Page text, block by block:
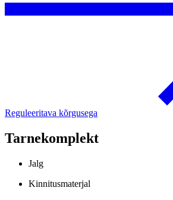
Reguleeritava kõrgusega
Tarnekomplekt
Jalg
Kinnitusmaterjal